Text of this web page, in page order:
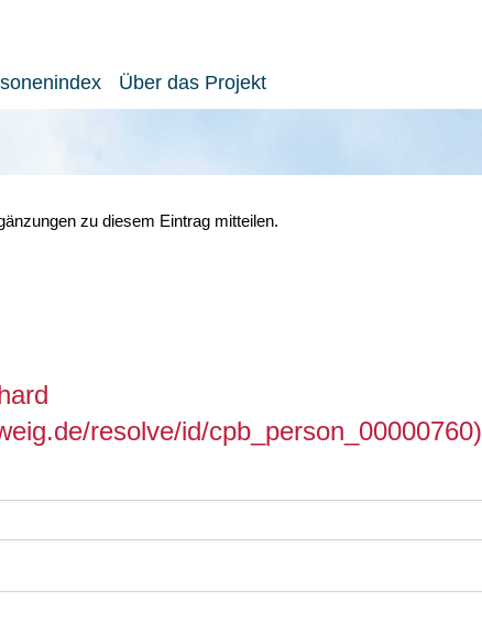
Über das Projekt
zu diesem Eintrag mitteilen.
resolve/id/cpb_person_00000760)